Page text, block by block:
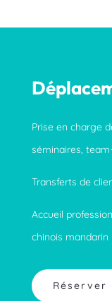
Prise en charge
séminaires,
Transferts de
Accueil
chinois mandarin
Réserver